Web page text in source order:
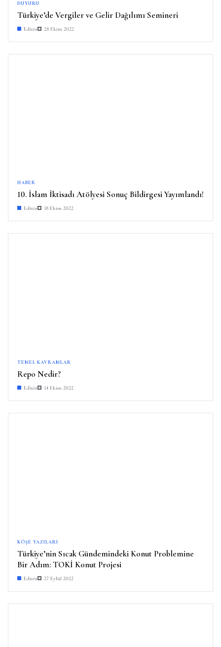
DUYURU
Türkiye’de Vergiler ve Gelir Dağılımı Semineri
Editör 28 Ekim 2022
HABER
10. İslam İktisadı Atölyesi Sonuç Bildirgesi Yayımlandı!
Editör 18 Ekim 2022
TEMEL KAVRAMLAR
Repo Nedir?
Editör 14 Ekim 2022
KÖŞE YAZILARI
Türkiye’nin Sıcak Gündemindeki Konut Problemine
Bir Adım: TOKİ Konut Projesi
Editör 27 Eylül 2022